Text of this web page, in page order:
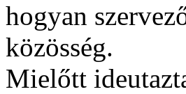
hogyan
közösség.
Mielőtt